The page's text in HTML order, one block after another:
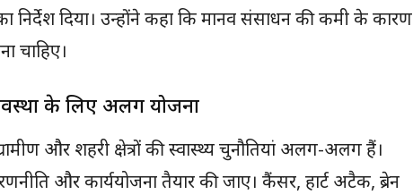
निर्देश दिया। उन्होंने कहा कि मानव संसाधन की कमी के कारण
चाहिए।
के लिए अलग योजना
और शहरी क्षेत्रों की स्वास्थ्य चुनौतियां अलग-अलग हैं।
और कार्ययोजना तैयार की जाए। कैंसर, हार्ट अटैक, ब्रेन